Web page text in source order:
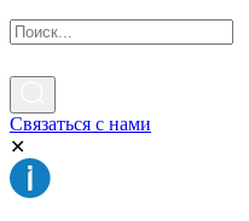
Связаться с нами
✕